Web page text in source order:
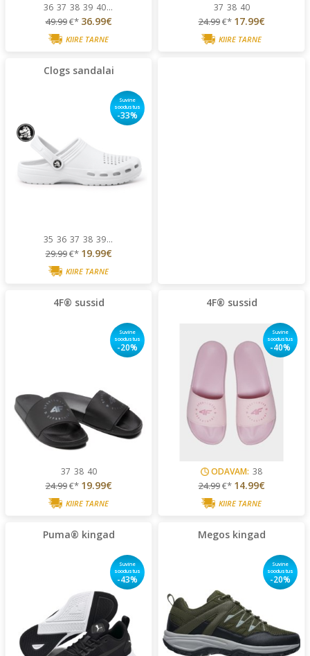
36 37 38 39 40...
49.99€* 36.99€
KIIRE TARNE
37 38 40
24.99€* 17.99€
KIIRE TARNE
Clogs sandalai
Suvine
soodustus
-33%
35 36 37 38 39...
29.99€* 19.99€
KIIRE TARNE
4F® sussid
Suvine
soodustus
-20%
37 38 40
24.99€* 19.99€
KIIRE TARNE
4F® sussid
Suvine
soodustus
-40%
ODAVAM: 38
24.99€* 14.99€
KIIRE TARNE
Puma® kingad
Suvine
soodustus
-43%
Megos kingad
Suvine
soodustus
-20%